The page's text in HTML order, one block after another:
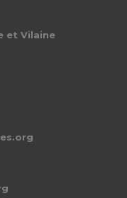
et Vilaine